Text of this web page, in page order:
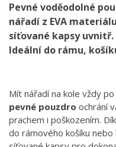
Pevné voděodolné
nářadí z EVA
síťované kapsy uvnitř.
Ideální do rámu,
Mít nářadí na kole vždy
pevné pouzdro ochrání
prachem i poškozením.
do rámového košíku